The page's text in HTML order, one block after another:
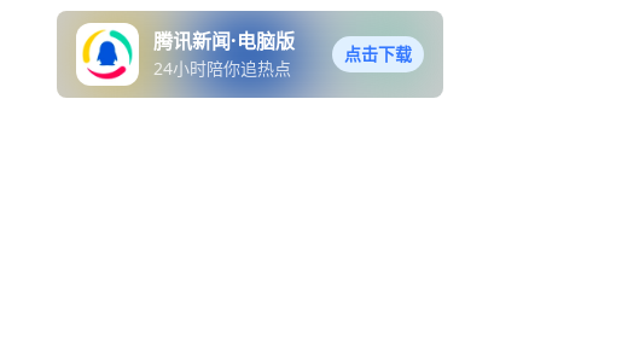
腾讯新闻·电脑版
24小时陪你追热点
点击下载